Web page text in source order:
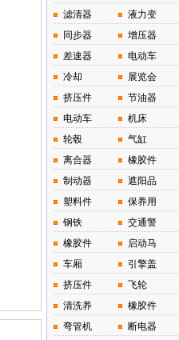
滤清器
液力变
同步器
增压器
差速器
电动车
冷却
展览会
挤压件
节油器
电动车
机床
轮毂
气缸
离合器
橡胶件
制动器
遮阳品
塑料件
保养用
钢铁
交通警
橡胶件
启动马
车厢
引擎盖
挤压件
飞轮
清洗养
橡胶件
弯管机
断电器